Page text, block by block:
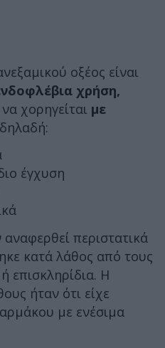
οξέος είναι
χρήση,
να χορηγείται με
δηλαδή:
έγχυση
περιστατικά
κατά λάθος από τους
επισκληρίδια. Η
ήταν ότι είχε
με ενέσιμα